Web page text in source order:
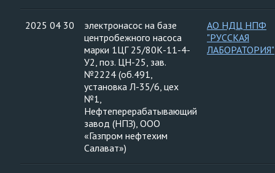
2025 04 30
электронасос на базе
центробежного насоса
марки 1ЦГ 25/80К-11-4-
У2, поз. ЦН-25, зав.
№2224 (об.491,
установка Л-35/6, цех
№1,
Нефтеперерабатывающий
завод (НПЗ), ООО
«Газпром нефтехим
Салават»)
АО НДЦ НПФ
"РУССКАЯ
ЛАБОРАТОРИЯ"